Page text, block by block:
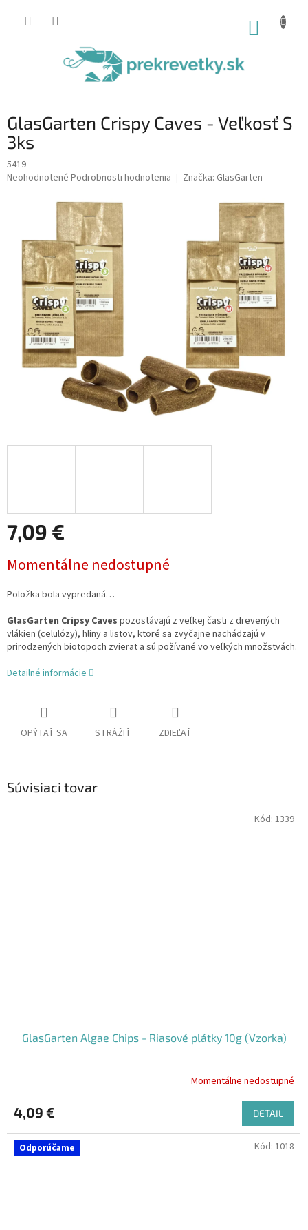
GlasGarten Crispy Caves - Veľkosť S
3ks
5419
Priemerné
hviezdičiek.
Neohodnotené Podrobnosti hodnotenia Značka: GlasGarten
7,09 €
cena:
Momentálne nedostupné
Položka bola vypredaná…
GlasGarten Cripsy Caves pozostávajú z veľkej časti z drevených
vlákien (celulózy), hliny a listov, ktoré sa zvyčajne nachádzajú v
prirodzených biotopoch zvierat a sú požívané vo veľkých množstvách.
Detailné informácie
OPÝTAŤ SA STRÁŽIŤ ZDIEĽAŤ
Súvisiaci tovar
GlasGarten Algae Chips - Riasové plátky 10g (Vzorka)
Momentálne nedostupné
4,09 € DETAIL
Kód: 1339
Odporúčame Kód: 1018